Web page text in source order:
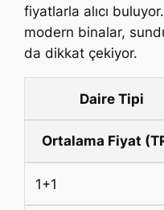
fiyatlarla alıcı
modern binalar,
da dikkat çekiyor.
Daire Tipi
Ortalama Fiyat
1+1